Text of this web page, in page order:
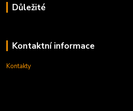
Důležité
Kontaktní informace
Kontakty